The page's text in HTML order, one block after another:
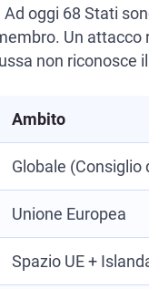
oggi 68 Stati
Un
non riconosce
Ambito
Globale (Consiglio
Unione Europea
Spazio UE +